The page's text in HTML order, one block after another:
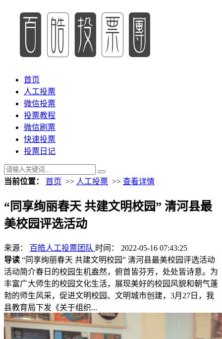
首页
人工投票
微信投票
投票教程
微信刷票
快速投票
投票日记
当前位置： 首页 >> 人工投票 >> 查看详情
“同享绚丽春天 共建文明校园” 清河县最
美校园评选活动
来源： 百皓人工投票团队 时间： 2022-05-16 07:43:25
导读 “同享绚丽春天 共建文明校园” 清河县最美校园评选活动
活动简介春日的校园生机盎然，俯首皆芬芳，处处皆诗意。为
丰富广大师生的校园文化生活，展现美好的校园风貌和朝气蓬
勃的师生风采，促进文明校园、文明城市创建，3月27日，我
县教育局下发《关于组织...